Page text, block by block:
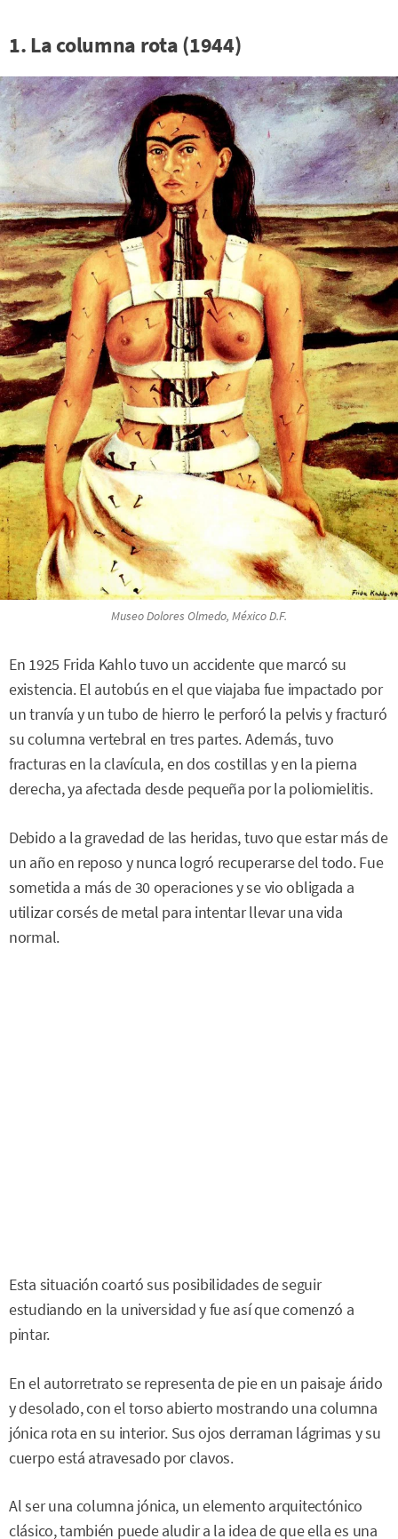
1. La columna rota (1944)
Museo Dolores Olmedo, México D.F.
En 1925 Frida Kahlo tuvo un accidente que marcó su
existencia. El autobús en el que viajaba fue impactado por
un tranvía y un tubo de hierro le perforó la pelvis y fracturó
su columna vertebral en tres partes. Además, tuvo
fracturas en la clavícula, en dos costillas y en la pierna
derecha, ya afectada desde pequeña por la poliomielitis.
Debido a la gravedad de las heridas, tuvo que estar más de
un año en reposo y nunca logró recuperarse del todo. Fue
sometida a más de 30 operaciones y se vio obligada a
utilizar corsés de metal para intentar llevar una vida
normal.
Esta situación coartó sus posibilidades de seguir
estudiando en la universidad y fue así que comenzó a
pintar.
En el autorretrato se representa de pie en un paisaje árido
y desolado, con el torso abierto mostrando una columna
jónica rota en su interior. Sus ojos derraman lágrimas y su
cuerpo está atravesado por clavos.
Al ser una columna jónica, un elemento arquitectónico
clásico, también puede aludir a la idea de que ella es una